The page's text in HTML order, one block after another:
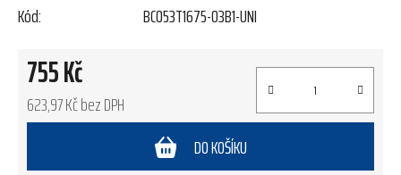
Kód:
BC053T1675-03B1-UNI
755 Kč
623,97 Kč bez DPH
DO KOŠÍKU